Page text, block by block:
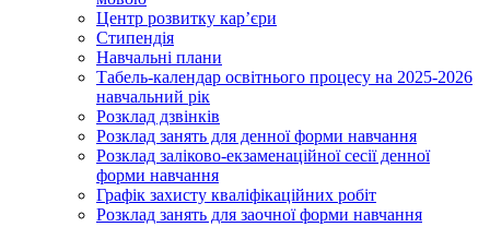
Центр розвитку кар’єри
Стипендія
Навчальні плани
Табель-календар освітнього процесу на 2025-2026
навчальний рік
Розклад дзвінків
Розклад занять для денної форми навчання
Розклад заліково-екзаменаційної сесії денної
форми навчання
Графік захисту кваліфікаційних робіт
Розклад занять для заочної форми навчання